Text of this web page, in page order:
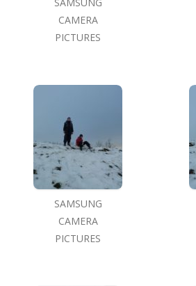
CAMERA
PICTURES
SAMSUNG
CAMERA
PICTURES